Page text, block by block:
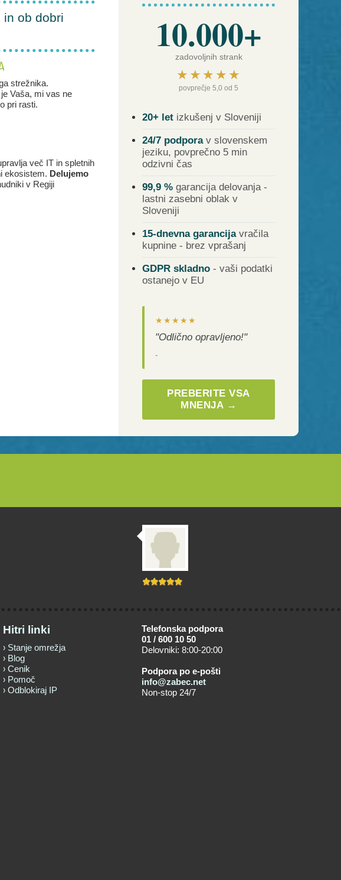
in ob dobri
strežnika.
Vaša, mi vas ne
pri rasti.
več IT in spletnih
ekosistem. Delujemo
v Regiji
10.000+
zadovoljnih strank
★★★★★
povprečje 5,0 od 5
20+ let izkušenj v Sloveniji
24/7 podporav slovenskem
jeziku, povprečno 5 min
odzivni čas
99,9 % garancija delovanja -
lastni zasebni oblak v
Sloveniji
15-dnevna garancijavračila
kupnine - brez vprašanj
GDPR skladno - vaši podatki
ostanejo v EU
★★★★★
"Odlično opravljeno!"
-
PREBERITE VSA
MNENJA →
Hitri linki
Stanje omrežja
Blog
Cenik
Pomoč
Odblokiraj IP
Telefonska podpora
01 / 600 10 50
Delovniki: 8:00-20:00
Podpora po e-pošti
info@zabec.net
Non-stop 24/7